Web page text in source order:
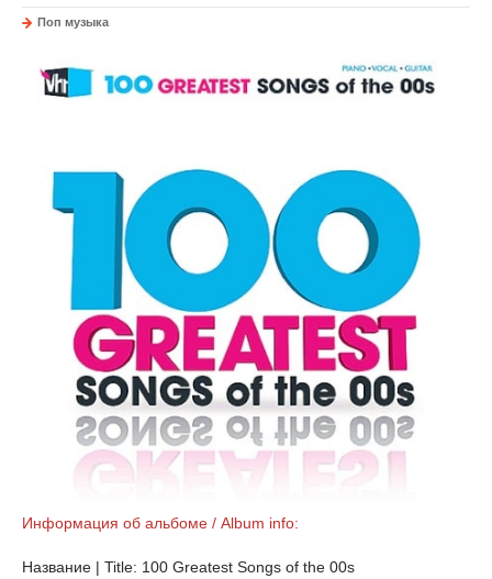
Поп музыка
Информация об альбоме / Album info:
Название | Title: 100 Greatest Songs of the 00s